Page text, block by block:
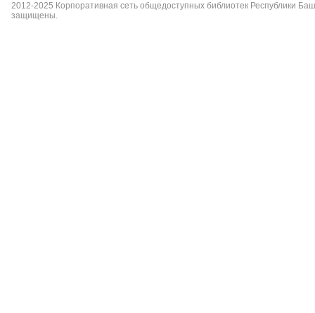
2012-2025 Корпоративная сеть общедоступных библиотек Республики
защищены.